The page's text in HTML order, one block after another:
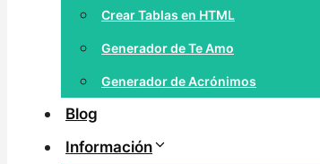
Crear Tablas en HTML
Generador de Te Amo
Generador de Acrónimos
Blog
Información